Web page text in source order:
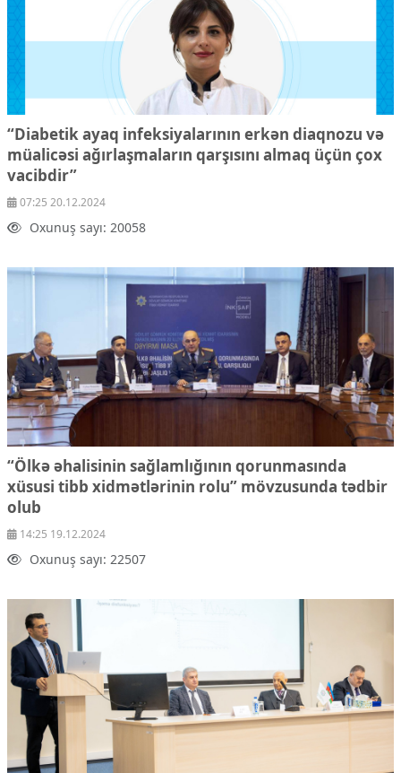
“Diabetik ayaq infeksiyalarının erkən diaqnozu və
müalicəsi ağırlaşmaların qarşısını almaq üçün çox
vacibdir”
07:25 20.12.2024
Oxunuş sayı: 20058
“Ölkə əhalisinin sağlamlığının qorunmasında
xüsusi tibb xidmətlərinin rolu” mövzusunda tədbir
olub
14:25 19.12.2024
Oxunuş sayı: 22507